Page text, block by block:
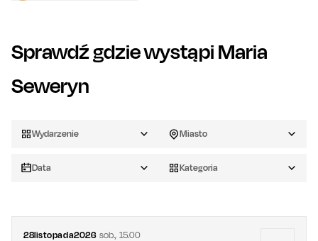
Sprawdź gdzie wystąpi Maria
Seweryn
Wydarzenie Miasto
Data Kategoria
28listopada2026 sob.,15.00